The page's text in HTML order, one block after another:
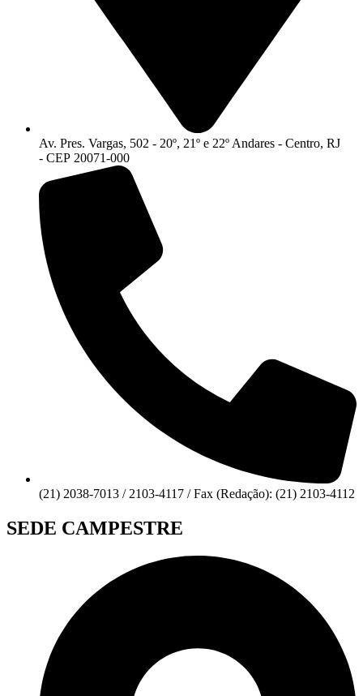
Av. Pres. Vargas, 502 - 20º, 21º e 22º Andares - Centro, RJ
- CEP 20071-000
(21) 2038-7013 / 2103-4117 / Fax (Redação): (21) 2103-4112
SEDE CAMPESTRE